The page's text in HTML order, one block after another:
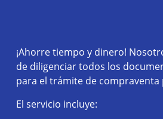
¡Ahorre tiempo y dinero!
de diligenciar todos los
para el trámite de compraventa
El servicio incluye: